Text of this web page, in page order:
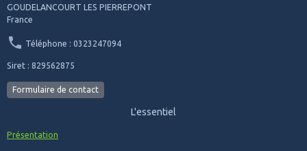
GOUDELANCOURT LES PIERREPONT
France
Téléphone : 0323247094
Siret : 829562875
Formulaire de contact
L'essentiel
Présentation